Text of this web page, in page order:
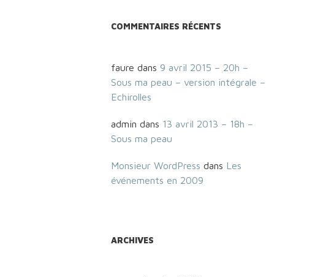
COMMENTAIRES RÉCENTS
faure dans 9 avril 2015 – 20h –
Sous ma peau – version intégrale –
Echirolles
admin dans 13 avril 2013 – 18h –
Sous ma peau
Monsieur WordPress dans Les
événements en 2009
ARCHIVES